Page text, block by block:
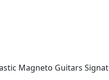
Magneto Guitars